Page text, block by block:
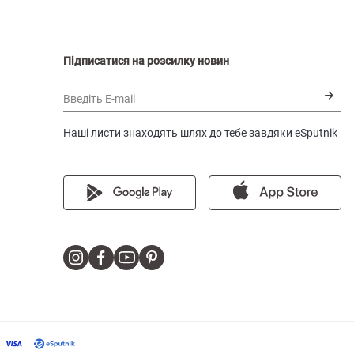
Підписатися на розсилку новин
Введіть E-mail
Наші листи знаходять шлях до тебе завдяки eSputnik